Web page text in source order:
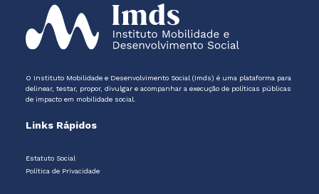
O Instituto Mobilidade e Desenvolvimento Social (Imds) é uma plataforma para
delinear, testar, propor, divulgar e acompanhar a execução de políticas públicas
de impacto em mobilidade social.
Links Rápidos
Estatuto Social
Política de Privacidade